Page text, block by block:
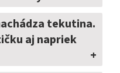
tekutina.
aj napriek